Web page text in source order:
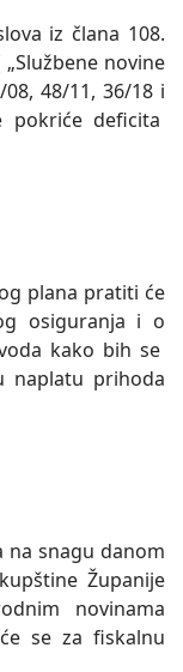
iz člana 108.
novine
48/11, 36/18 i
pokriće deficita
pratiti će
osiguranja i o
kako bih se
naplatu prihoda
snagu danom
Županije
novinama
se za fiskalnu